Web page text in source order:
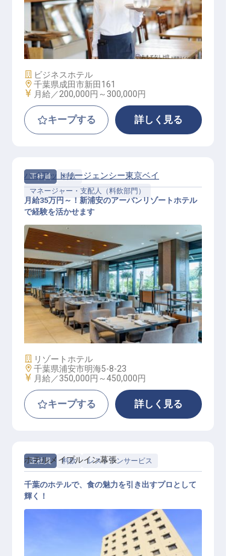
レストランホールスタッフ
施設業態
ビジネスホテル
勤務地
千葉県成田市新田161
給与
月給／200,000円～ 300,000円
キープする 詳しく見る
正社員
料飲
マネージャー・支配人（料飲部門）
レストランサービスマネージャー
ハイアットリージェンシー東京ベイ
月給35万円～！新浦安のアーバンリゾートホテル
で経験を活かせます
施設業態
リゾートホテル
勤務地
千葉県浦安市明海5-8-23
給与
月給／350,000円～450,000円
キープする 詳しく見る
正社員 料飲 レストランサービス
ホテルメイプルイン幕張
千葉のホテルで、食の魅力を引き出すプロとして
輝く！